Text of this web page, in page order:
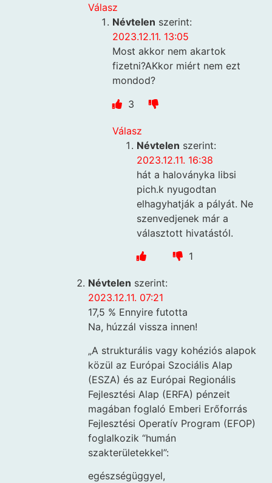
Válasz
Névtelen szerint:
2023.12.11. 13:05
Most akkor nem akartok
fizetni?AKkor miért nem ezt
mondod?
3
Válasz
Névtelen szerint:
2023.12.11. 16:38
hát a haloványka libsi
pich.k nyugodtan
elhagyhatják a pályát. Ne
szenvedjenek már a
választott hivatástól.
1
Névtelen szerint:
2023.12.11. 07:21
17,5 % Ennyire futotta
Na, húzzál vissza innen!
„A strukturális vagy kohéziós alapok
közül az Európai Szociális Alap
(ESZA) és az Európai Regionális
Fejlesztési Alap (ERFA) pénzeit
magában foglaló Emberi Erőforrás
Fejlesztési Operatív Program (EFOP)
foglalkozik “humán
szakterületekkel”:
egészségüggyel,